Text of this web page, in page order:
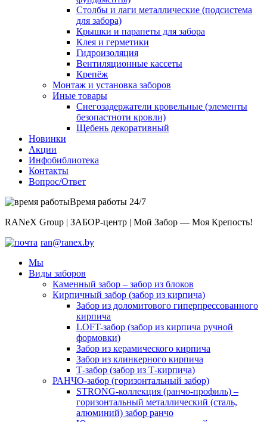
Столбы и лаги металлические (подсистема
для забора)
Крышки и парапеты для забора
Клея и герметики
Гидроизоляция
Вентиляционные кассеты
Крепёж
Монтаж и установка заборов
Иные товары
Снегозадержатели кровельные (элементы
безопастноти кровли)
Щебень декоративный
Новинки
Акции
Инфобиблиотека
Контакты
Вопрос/Ответ
Время работы 24/7
RANeX Group | ЗАБОР-центр | Мой Забор — Моя Крепость!
ran@ranex.by
Мы
Виды заборов
Каменный забор – забор из блоков
Кирпичный забор (забор из кирпича)
Забор из доломитового гиперпрессованного
кирпича
LOFT-забор (забор из кирпича ручной
формовки)
Забор из керамического кирпича
Забор из клинкерного кирпича
Т-забор (забор из Т-кирпича)
РАНЧО-забор (горизонтальный забор)
STRONG-коллекция (ранчо-профиль) –
горизонтальный металлический (сталь,
алюминий) забор ранчо